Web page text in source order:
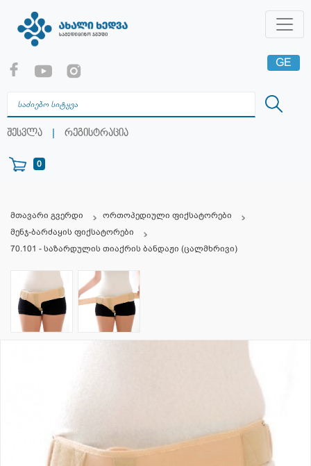
შესვლა | რეგისტრაცია
0
GE
RU
მთავარი გვერდი
ორთოპედიული ფიქსატორები
მენჯ-ბარძაყის ფიქსატორები
70.101 - საზარდულის თიაქრის ბანდაჟი (ცალმხრივი)